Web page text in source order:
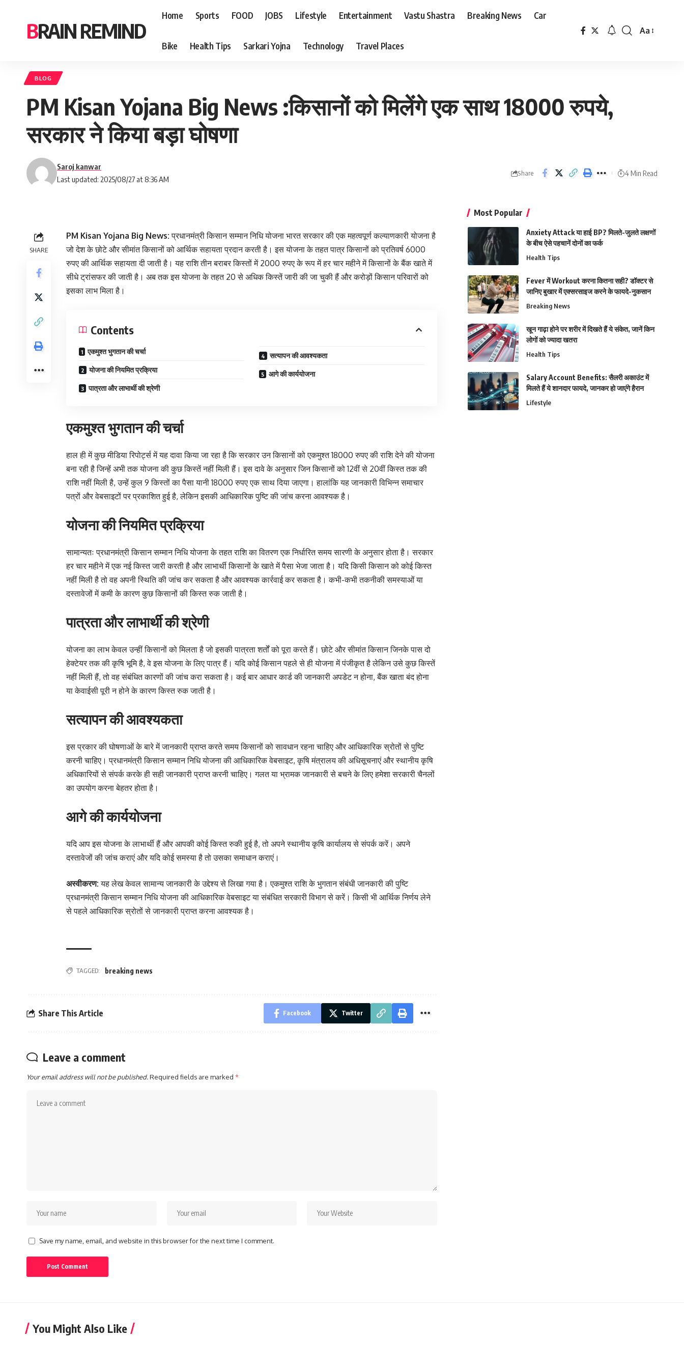
BRAIN REMIND
Home Sports FOOD JOBS Lifestyle Entertainment Vastu Shastra Breaking News Car
Bike Health Tips Sarkari Yojna Technology Travel Places
Font
Aa
BLOG
PM Kisan Yojana Big News :किसानों को मिलेंगे एक साथ 18000 रुपये,
सरकार ने किया बड़ा घोषणा
Last updated: 2025/08/27 at 8:36 AM
Saroj kanwar
Share 4 Min Read
SHARE
PM Kisan Yojana Big News:प्रधानमंत्री किसान सम्मान निधि योजना भारत सरकार की एक महत्वपूर्ण कल्याणकारी योजना है
जो देश के छोटे और सीमांत किसानों को आर्थिक सहायता प्रदान करती है। इस योजना के तहत पात्र किसानों को प्रतिवर्ष 6000
रुपए की आर्थिक सहायता दी जाती है। यह राशि तीन बराबर किस्तों में 2000 रुपए के रूप में हर चार महीने में किसानों के बैंक खाते में
सीधे ट्रांसफर की जाती है। अब तक इस योजना के तहत 20 से अधिक किस्तें जारी की जा चुकी हैं और करोड़ों किसान परिवारों को
इसका लाभ मिला है।
Contents
एकमुश्त भुगतान की चर्चा
योजना की नियमित प्रक्रिया
पात्रता और लाभार्थी की श्रेणी
सत्यापन की आवश्यकता
आगे की कार्ययोजना
एकमुश्त भुगतान की चर्चा
हाल ही में कुछ मीडिया रिपोर्ट्स में यह दावा किया जा रहा है कि सरकार उन किसानों को एकमुश्त 18000 रुपए की राशि देने की योजना
बना रही है जिन्हें अभी तक योजना की कुछ किस्तें नहीं मिली हैं। इस दावे के अनुसार जिन किसानों को 12वीं से 20वीं किस्त तक की
राशि नहीं मिली है, उन्हें कुल 9 किस्तों का पैसा यानी 18000 रुपए एक साथ दिया जाएगा। हालांकि यह जानकारी विभिन्न समाचार
पत्रों और वेबसाइटों पर प्रकाशित हुई है, लेकिन इसकी आधिकारिक पुष्टि की जांच करना आवश्यक है।
योजना की नियमित प्रक्रिया
सामान्यतः प्रधानमंत्री किसान सम्मान निधि योजना के तहत राशि का वितरण एक निर्धारित समय सारणी के अनुसार होता है। सरकार
हर चार महीने में एक नई किस्त जारी करती है और लाभार्थी किसानों के खाते में पैसा भेजा जाता है। यदि किसी किसान को कोई किस्त
नहीं मिली है तो वह अपनी स्थिति की जांच कर सकता है और आवश्यक कार्रवाई कर सकता है। कभी-कभी तकनीकी समस्याओं या
दस्तावेजों में कमी के कारण कुछ किसानों की किस्त रुक जाती है।
पात्रता और लाभार्थी की श्रेणी
योजना का लाभ केवल उन्हीं किसानों को मिलता है जो इसकी पात्रता शर्तों को पूरा करते हैं। छोटे और सीमांत किसान जिनके पास दो
हेक्टेयर तक की कृषि भूमि है, वे इस योजना के लिए पात्र हैं। यदि कोई किसान पहले से ही योजना में पंजीकृत है लेकिन उसे कुछ किस्तें
नहीं मिली हैं, तो वह संबंधित कारणों की जांच करा सकता है। कई बार आधार कार्ड की जानकारी अपडेट न होना, बैंक खाता बंद होना
या केवाईसी पूरी न होने के कारण किस्त रुक जाती है।
सत्यापन की आवश्यकता
इस प्रकार की घोषणाओं के बारे में जानकारी प्राप्त करते समय किसानों को सावधान रहना चाहिए और आधिकारिक स्रोतों से पुष्टि
करनी चाहिए। प्रधानमंत्री किसान सम्मान निधि योजना की आधिकारिक वेबसाइट, कृषि मंत्रालय की अधिसूचनाएं और स्थानीय कृषि
अधिकारियों से संपर्क करके ही सही जानकारी प्राप्त करनी चाहिए। गलत या भ्रामक जानकारी से बचने के लिए हमेशा सरकारी चैनलों
का उपयोग करना बेहतर होता है।
आगे की कार्ययोजना
यदि आप इस योजना के लाभार्थी हैं और आपकी कोई किस्त रुकी हुई है, तो अपने स्थानीय कृषि कार्यालय से संपर्क करें। अपने
दस्तावेजों की जांच कराएं और यदि कोई समस्या है तो उसका समाधान कराएं।
अस्वीकरण: यह लेख केवल सामान्य जानकारी के उद्देश्य से लिखा गया है। एकमुश्त राशि के भुगतान संबंधी जानकारी की पुष्टि
प्रधानमंत्री किसान सम्मान निधि योजना की आधिकारिक वेबसाइट या संबंधित सरकारी विभाग से करें। किसी भी आर्थिक निर्णय लेने
से पहले आधिकारिक स्रोतों से जानकारी प्राप्त करना आवश्यक है।
TAGGED: breaking news
Share This Article Facebook Twitter
Leave a comment
Your email address will not be published.Required fields are marked *
Save my name, email, and website in this browser for the next time I comment.
Most Popular
Anxiety Attack या हाई BP? मिलते-जुलते लक्षणों
के बीच ऐसे पहचानें दोनों का फर्क
Health Tips
Fever में Workout करना कितना सही? डॉक्टर से
जानिए बुखार में एक्सरसाइज करने के फायदे-नुकसान
Breaking News
खून गाढ़ा होने पर शरीर में दिखते हैं ये संकेत, जानें किन
लोगों को ज्यादा खतरा
Health Tips
Salary Account Benefits: सैलरी अकाउंट में
मिलते हैं ये शानदार फायदे, जानकर हो जाएंगे हैरान
Lifestyle
You Might Also Like